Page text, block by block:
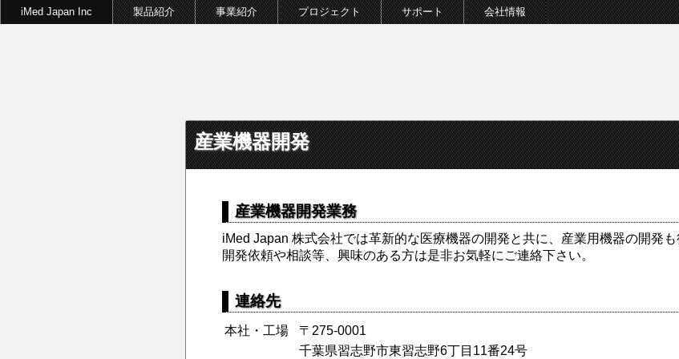
iMed Japan Inc 製品紹介 事業紹介 プロジェクト サポート 会社情報
産業機器開発
産業機器開発業務
iMed Japan 株式会社では革新的な医療機器の開発と共に、産業用機器の開発も
開発依頼や相談等、興味のある方は是非お気軽にご連絡下さい。
連絡先
本社・工場
〒275-0001
千葉県習志野市東習志野6丁目11番24号